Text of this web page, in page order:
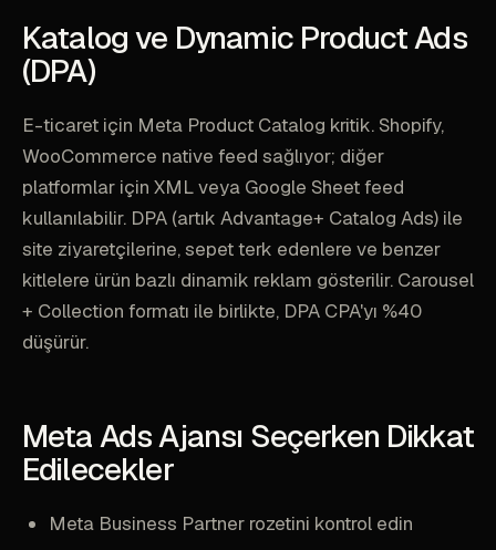
Katalog ve Dynamic Product Ads
(DPA)
E-ticaret için Meta Product Catalog kritik. Shopify,
WooCommerce native feed sağlıyor; diğer
platformlar için XML veya Google Sheet feed
kullanılabilir. DPA (artık Advantage+ Catalog Ads) ile
site ziyaretçilerine, sepet terk edenlere ve benzer
kitlelere ürün bazlı dinamik reklam gösterilir. Carousel
+ Collection formatı ile birlikte, DPA CPA'yı %40
düşürür.
Meta Ads Ajansı Seçerken Dikkat
Edilecekler
Meta Business Partner rozetini kontrol edin